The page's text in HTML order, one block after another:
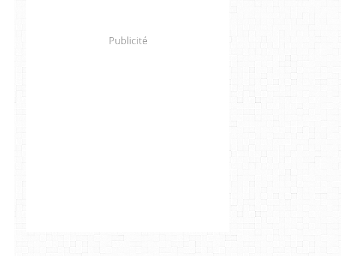
Publicité